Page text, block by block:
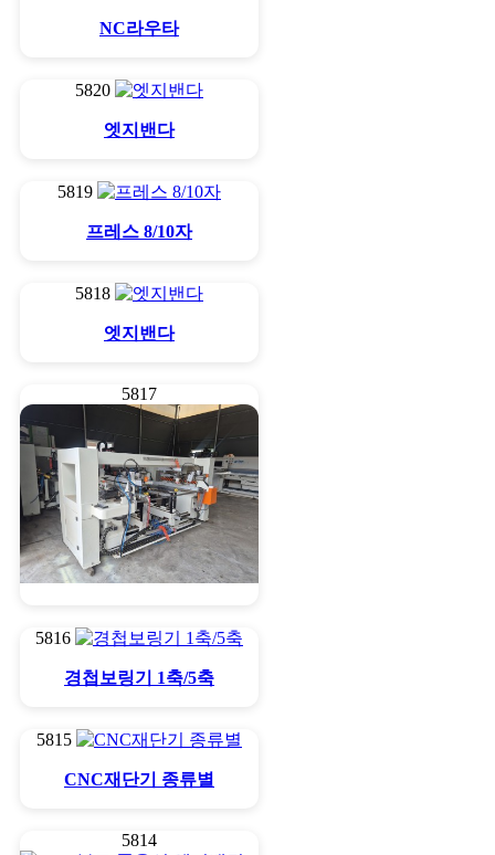
NC라우타
5820
엣지밴다
5819
프레스 8/10자
5818
엣지밴다
5817
5816
경첩보링기 1축/5축
5815
CNC재단기 종류별
5814